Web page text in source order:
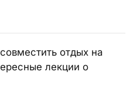
отдых на
лекции о